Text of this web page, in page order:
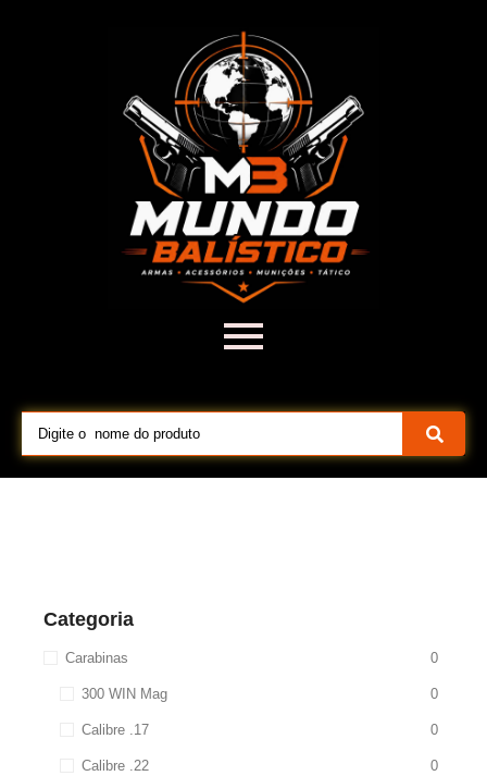
Categoria
Carabinas 0
300 WIN Mag 0
Calibre .17 0
Calibre .22 0